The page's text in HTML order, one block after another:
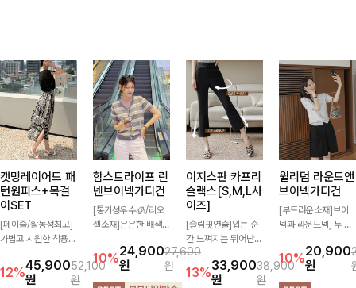
캣밍레이어드 패
턴원피스+목걸
이SET
[페이즐/활동성최고]
가볍고 시원한 착용감
없이 즐기기 좋은 라
운드 니트 🤍 베이직
12%45,900
원
52,100
원
함스트라이프 린
넨브이넥가디건
[통기성우수🧊/리오
셀소재]은은한 배색
캐주얼하면서도 산뜻
한 무드 살려주는 니
트 가디건 💛 브이넥
10%24,900
원
27,600
원
이지스판 카프리
슬랙스[S,M,L사
이즈]
[슬림핏연출]입는 순
간 느껴지는 뛰어난
신축성으로 활동량 많
은 날에도 편안하게
🌿 발목이 드러나는
13%33,900
원
38,900
원
윌리덤 라운드앤
브이넥가디건
[부드러운소재]브이
넥과 라운드넥, 두 가
맞게 선택할 수 있는
활용도 높은 가디건
🤍 부드러운 착용감
10%20,900
원